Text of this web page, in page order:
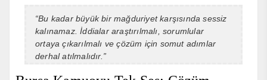
“Bu kadar büyük bir mağduriyet karşısında sessiz
kalınamaz. İddialar araştırılmalı, sorumlular
ortaya çıkarılmalı ve çözüm için somut adımlar
derhal atılmalıdır.”